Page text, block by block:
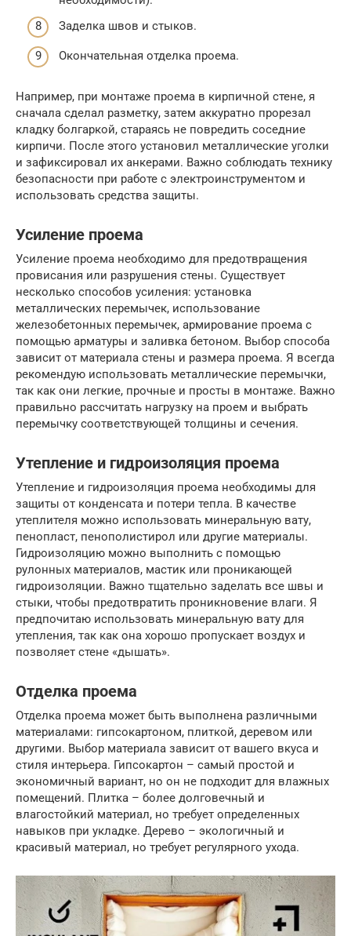
Заделка швов и стыков.
Окончательная отделка проема.
Например, при монтаже проема в кирпичной стене, я
сначала сделал разметку, затем аккуратно прорезал
кладку болгаркой, стараясь не повредить соседние
кирпичи. После этого установил металлические уголки
и зафиксировал их анкерами. Важно соблюдать технику
безопасности при работе с электроинструментом и
использовать средства защиты.
Усиление проема
Усиление проема необходимо для предотвращения
провисания или разрушения стены. Существует
несколько способов усиления: установка
металлических перемычек, использование
железобетонных перемычек, армирование проема с
помощью арматуры и заливка бетоном. Выбор способа
зависит от материала стены и размера проема. Я всегда
рекомендую использовать металлические перемычки,
так как они легкие, прочные и просты в монтаже. Важно
правильно рассчитать нагрузку на проем и выбрать
перемычку соответствующей толщины и сечения.
Утепление и гидроизоляция проема
Утепление и гидроизоляция проема необходимы для
защиты от конденсата и потери тепла. В качестве
утеплителя можно использовать минеральную вату,
пенопласт, пенополистирол или другие материалы.
Гидроизоляцию можно выполнить с помощью
рулонных материалов, мастик или проникающей
гидроизоляции. Важно тщательно заделать все швы и
стыки, чтобы предотвратить проникновение влаги. Я
предпочитаю использовать минеральную вату для
утепления, так как она хорошо пропускает воздух и
позволяет стене «дышать».
Отделка проема
Отделка проема может быть выполнена различными
материалами: гипсокартоном, плиткой, деревом или
другими. Выбор материала зависит от вашего вкуса и
стиля интерьера. Гипсокартон – самый простой и
экономичный вариант, но он не подходит для влажных
помещений. Плитка – более долговечный и
влагостойкий материал, но требует определенных
навыков при укладке. Дерево – экологичный и
красивый материал, но требует регулярного ухода.